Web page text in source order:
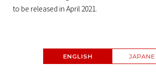
to be released in April 2021.
ENGLISH